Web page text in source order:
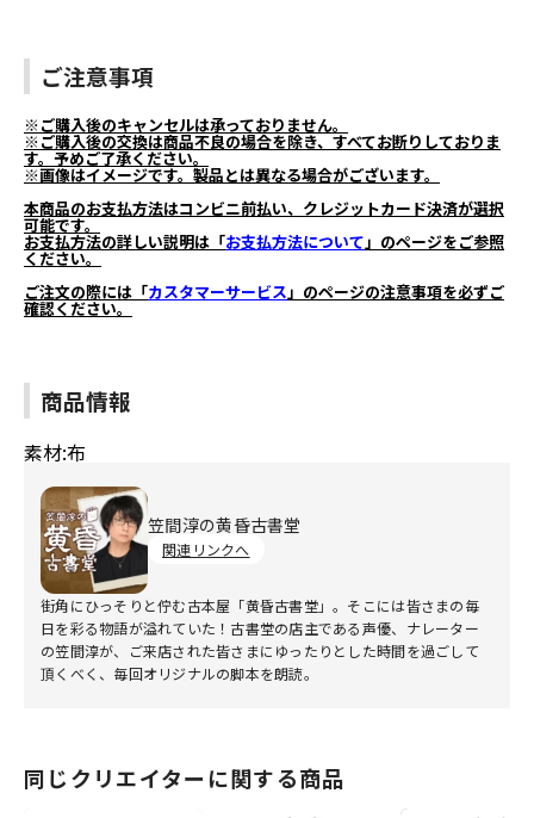
ご注意事項
※ご購入後のキャンセルは承っておりません。
※ご購入後の交換は商品不良の場合を除き、すべてお断りしておりま
す。予めご了承ください。
※画像はイメージです。製品とは異なる場合がございます。
本商品のお支払方法はコンビニ前払い、クレジットカード決済が選択
可能です。
お支払方法の詳しい説明は「お支払方法について 」のページをご参照
ください。
ご注文の際には「カスタマーサービス 」のページの注意事項を必ずご
確認ください。
商品情報
素材:布
笠間淳の黄昏古書堂
関連リンクへ
街角にひっそりと佇む古本屋「黄昏古書堂」。そこには皆さまの毎
日を彩る物語が溢れていた！古書堂の店主である声優、ナレーター
の笠間淳が、ご来店された皆さまにゆったりとした時間を過ごして
頂くべく、毎回オリジナルの脚本を朗読。
同じクリエイターに関する商品